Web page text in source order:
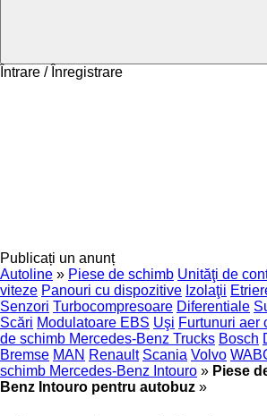
Întrare / Înregistrare
Publicați un anunț
Autoline » Piese de schimb Unităţi de
viteze Panouri cu dispozitive Izolaţii
Senzori Turbocompresoare Diferentiale
Scări Modulatoare EBS Uşi Furtunuri aer
de schimb Mercedes-Benz Trucks Bosch
Bremse MAN Renault Scania Volvo
schimb Mercedes-Benz Intouro » Piese
Benz Intouro pentru autobuz »